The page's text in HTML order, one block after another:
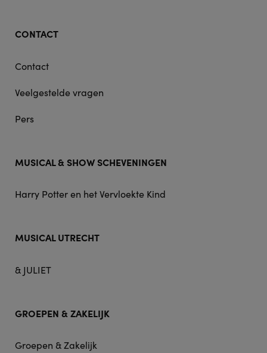
CONTACT
Contact
Veelgestelde vragen
Pers
MUSICAL & SHOW SCHEVENINGEN
Harry Potter en het Vervloekte Kind
MUSICAL UTRECHT
& JULIET
GROEPEN & ZAKELIJK
Groepen & Zakelijk